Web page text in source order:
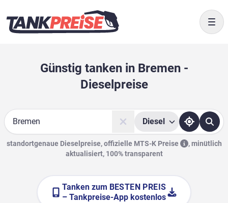
Günstig tanken in Bremen -
Dieselpreise
Suche
Diesel
standortgenaue Dieselpreise, offizielle MTS-K Preise ,minütlich
aktualisiert, 100% transparent
Tanken zum BESTEN PREIS
– Tankpreise-App kostenlos